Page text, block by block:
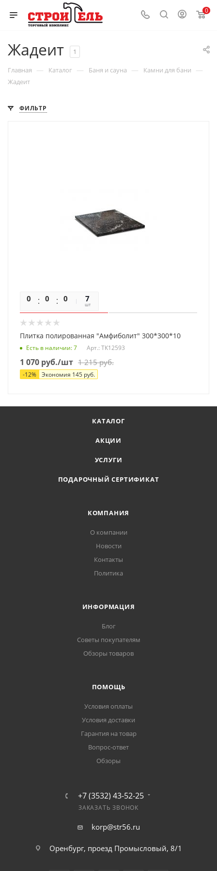
0
Жадеит 1
Главная — Каталог — Баня и сауна — Камни для бани —
Жадеит
ФИЛЬТР
0 0 0 07
шт
Плитка полированная "Амфиболит" 300*300*10
Есть в наличии: 7 Арт.: ТК12593
1 070 руб./шт 1 215руб.
-12% Экономия 145 руб.
КАТАЛОГ
АКЦИИ
УСЛУГИ
ПОДАРОЧНЫЙ СЕРТИФИКАТ
КОМПАНИЯ
О компании
Новости
Контакты
Политика
ИНФОРМАЦИЯ
Блог
Советы покупателям
Обзоры товаров
ПОМОЩЬ
Условия оплаты
Условия доставки
Гарантия на товар
Вопрос-ответ
Обзоры
+7 (3532) 43-52-25
ЗАКАЗАТЬ ЗВОНОК
korp@str56.ru
Оренбург, проезд Промысловый, 8/1